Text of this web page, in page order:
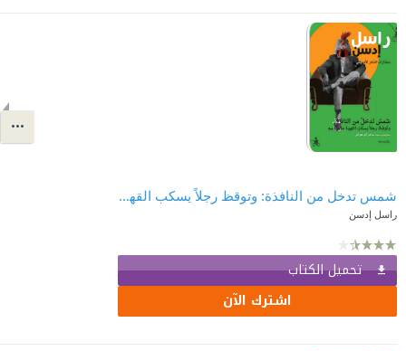
شمس تدخل من النافذة: وتوقظ رجلاً يسكب القهوة على رأسه
راسل إدسن
تحميل الكتاب
اشترك الآن